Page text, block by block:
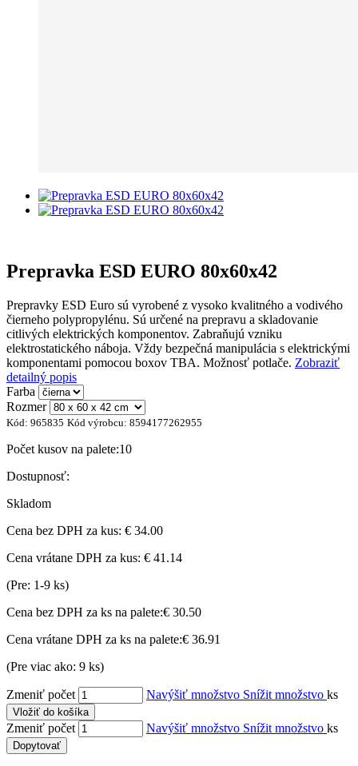
Prepravka ESD EURO 80x60x42
Prepravky ESD Euro sú vyrobené z vysoko kvalitného a vodivého
čierneho polypropylénu. Sú určené na prepravu a skladovanie
citlivých elektrických komponentov. Zabraňujú vzniku
elektrostatického náboja. Vždy bezpečná manipulácia s elektrickými
komponentami pomocou boxov TBA. Možnosť potlače. Zobraziť
detailný popis
Farba
Rozmer
Kód: 965835 Kód výrobcu: 8594177262955
Počet kusov na palete:10
Dostupnosť:
Skladom
Cena bez DPH za kus: € 34.00
Cena vrátane DPH za kus: € 41.14
(Pre: 1-9 ks)
Cena bez DPH za ks na palete:€ 30.50
Cena vrátane DPH za ks na palete:€ 36.91
(Pre viac ako: 9 ks)
Zmeniť počet Navýšiť množstvo Snížit množstvo ks
Vložiť do košíka
Zmeniť počet Navýšiť množstvo Snížit množstvo ks
Dopytovať